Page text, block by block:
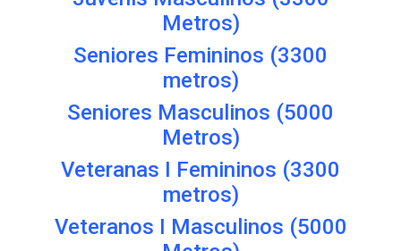
Metros)
Seniores Femininos (3300
metros)
Seniores Masculinos (5000
Metros)
Veteranas I Femininos (3300
metros)
Veteranos I Masculinos (5000